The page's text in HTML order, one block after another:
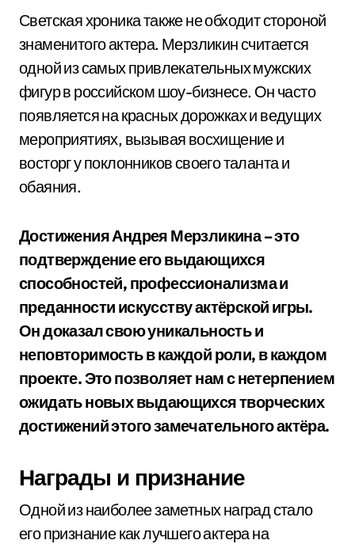
Светская хроника также не обходит стороной
знаменитого актера. Мерзликин считается
одной из самых привлекательных мужских
фигур в российском шоу-бизнесе. Он часто
появляется на красных дорожках и ведущих
мероприятиях, вызывая восхищение и
восторг у поклонников своего таланта и
обаяния.
Достижения Андрея Мерзликина – это
подтверждение его выдающихся
способностей, профессионализма и
преданности искусству актёрской игры.
Он доказал свою уникальность и
неповторимость в каждой роли, в каждом
проекте. Это позволяет нам с нетерпением
ожидать новых выдающихся творческих
достижений этого замечательного актёра.
Награды и признание
Одной из наиболее заметных наград стало
его признание как лучшего актера на